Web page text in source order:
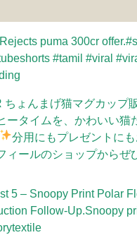
puma 300cr
#tamil #viral
ちょんまげ猫マグカップ
ータイムを、かわいい猫
分用にもプレゼントに
ィールのショップからぜ
5 – Snoopy Print Polar
Follow-Up.Snoopy